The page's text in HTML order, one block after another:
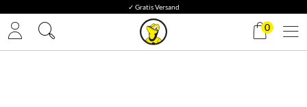
✓ Gratis Versand
0